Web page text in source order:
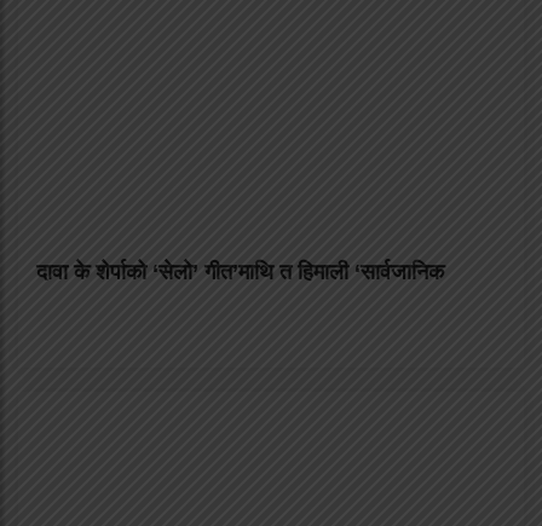
दावा के शेर्पाको ‘सेलो’ गीत’माथि त हिमाली ‘सार्वजानिक